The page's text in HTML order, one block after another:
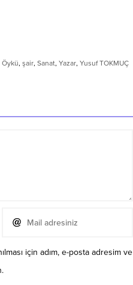
Öykü, şair, Sanat, Yazar, Yusuf TOKMUÇ
için adım, e-posta adresim ve